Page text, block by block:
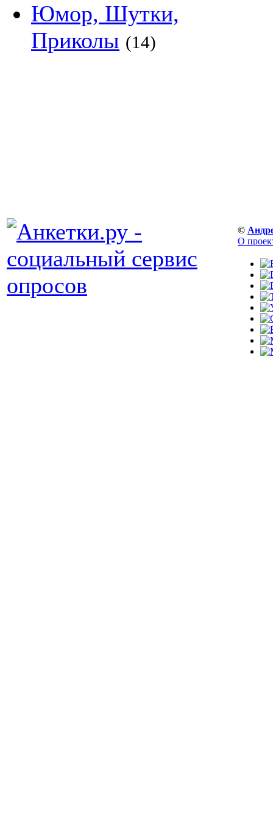
Юмор, Шутки,
Приколы (14)
©
О